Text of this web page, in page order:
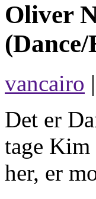
Oliver
vancairo
Det er
tage Kim
her, er